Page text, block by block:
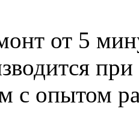
от 5
с опытом